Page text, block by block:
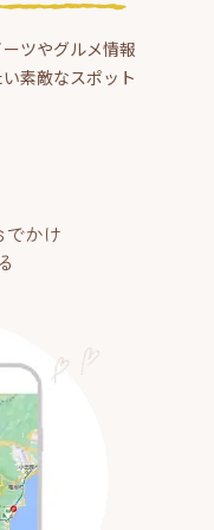
ツやグルメ情報
素敵なスポット
かけ